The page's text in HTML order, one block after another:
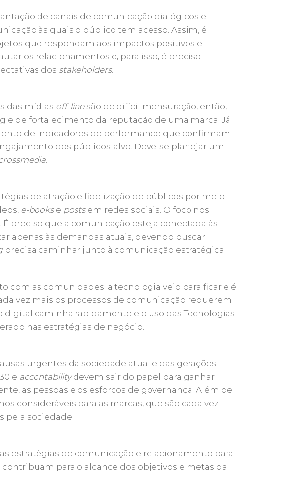
de canais de comunicação dialógicos e
às quais o público tem acesso. Assim, é
que respondam aos impactos positivos e
os relacionamentos e, para isso, é preciso
dos stakeholders.
das mídias off-linesão de difícil mensuração, então,
e de fortalecimento da reputação de uma marca. Já
de indicadores de performance que confirmam
dos públicos-alvo. Deve-se planejar um
de atração e fidelização de públicos por meio
e-bookse postsem redes sociais. O foco nos
preciso que a comunicação esteja conectada às
apenas às demandas atuais, devendo buscar
precisa caminhar junto à comunicação estratégica.
com as comunidades: a tecnologia veio para ficar e é
vez mais os processos de comunicação requerem
caminha rapidamente e o uso das Tecnologias
nas estratégias de negócio.
urgentes da sociedade atual e das gerações
e accontabilitydevem sair do papel para ganhar
as pessoas e os esforços de governança. Além de
consideráveis para as marcas, que são cada vez
pela sociedade.
estratégias de comunicação e relacionamento para
para o alcance dos objetivos e metas da